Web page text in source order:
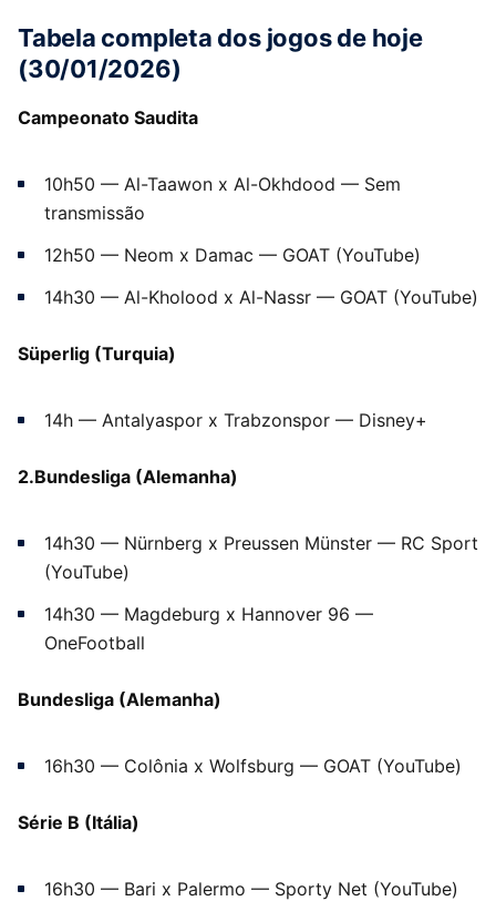
Tabela completa dos jogos de hoje
(30/01/2026)
Campeonato Saudita
10h50 — Al-Taawon x Al-Okhdood — Sem
transmissão
12h50 — Neom x Damac — GOAT (YouTube)
14h30 — Al-Kholood x Al-Nassr — GOAT (YouTube)
Süperlig (Turquia)
14h — Antalyaspor x Trabzonspor — Disney+
2.Bundesliga (Alemanha)
14h30 — Nürnberg x Preussen Münster — RC Sport
(YouTube)
14h30 — Magdeburg x Hannover 96 —
OneFootball
Bundesliga (Alemanha)
16h30 — Colônia x Wolfsburg — GOAT (YouTube)
Série B (Itália)
16h30 — Bari x Palermo — Sporty Net (YouTube)